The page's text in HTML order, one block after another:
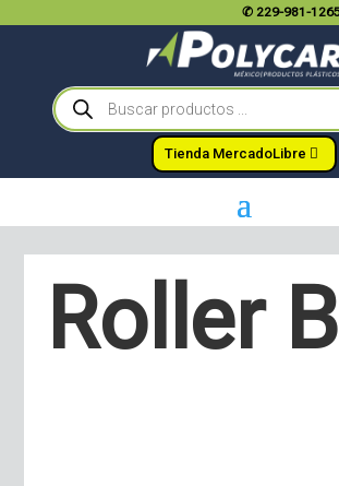
✆ 229-981-
Búsqueda
de
productos
Tienda MercadoLibre
Roller